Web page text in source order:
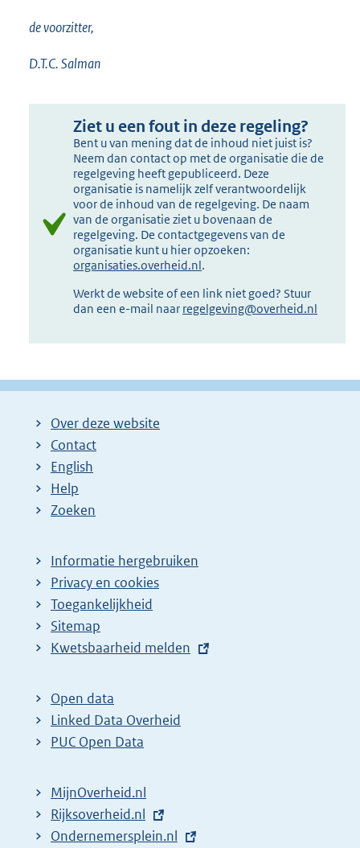
de voorzitter,
D.T.C. Salman
Ziet u een fout in deze regeling?
Bent u van mening dat de inhoud niet juist is?
Neem dan contact op met de organisatie die de
regelgeving heeft gepubliceerd. Deze
organisatie is namelijk zelf verantwoordelijk
voor de inhoud van de regelgeving. De naam
van de organisatie ziet u bovenaan de
regelgeving. De contactgegevens van de
organisatie kunt u hier opzoeken:
organisaties.overheid.nl.
Werkt de website of een link niet goed? Stuur
dan een e-mail naar regelgeving@overheid.nl
Over deze website
Contact
English
Help
Zoeken
Informatie hergebruiken
Privacy en cookies
Toegankelijkheid
Sitemap
E
t
e
r
l
i
n
Kwetsbaarheid melden
Open data
Linked Data Overheid
PUC Open Data
MijnOverheid.nl
E
x
Rijksoverheid.nl
E
Ondernemersplein.nl